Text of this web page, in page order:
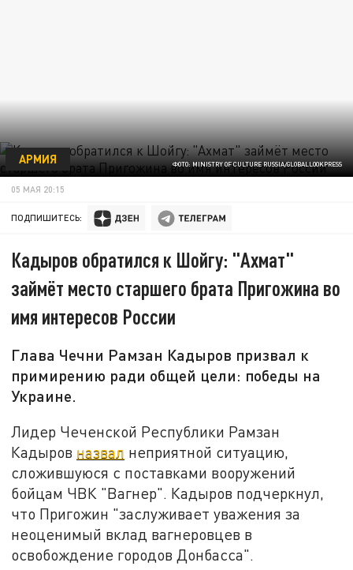
ФОТО: MINISTRY OF CULTURE RUSSIA/GLOBALLOOKPRESS
АРМИЯ
05 МАЯ 20:15
ПОДПИШИТЕСЬ:
Кадыров обратился к Шойгу: "Ахмат"
займёт место старшего брата Пригожина во
имя интересов России
Глава Чечни Рамзан Кадыров призвал к
примирению ради общей цели: победы на
Украине.
Лидер Чеченской Республики Рамзан
Кадыров назвал неприятной ситуацию,
сложившуюся с поставками вооружений
бойцам ЧВК "Вагнер". Кадыров подчеркнул,
что Пригожин "заслуживает уважения за
неоценимый вклад вагнеровцев в
освобождение городов Донбасса".